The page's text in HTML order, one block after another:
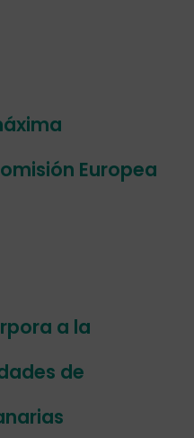
Europea
a la
de